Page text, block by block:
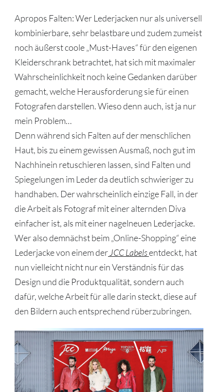
Apropos Falten: Wer Lederjacken nur als universell
kombinierbare, sehr belastbare und zudem zumeist
noch äußerst coole „Must-Haves“ für den eigenen
Kleiderschrank betrachtet, hat sich mit maximaler
Wahrscheinlichkeit noch keine Gedanken darüber
gemacht, welche Herausforderung sie für einen
Fotografen darstellen. Wieso denn auch, ist ja nur
mein Problem…
Denn während sich Falten auf der menschlichen
Haut, bis zu einem gewissen Ausmaß, noch gut im
Nachhinein retuschieren lassen, sind Falten und
Spiegelungen im Leder da deutlich schwieriger zu
handhaben. Der wahrscheinlich einzige Fall, in der
die Arbeit als Fotograf mit einer alternden Diva
einfacher ist, als mit einer nagelneuen Lederjacke.
Wer also demnächst beim „Online-Shopping“ eine
Lederjacke von einem derJCC Labelsentdeckt, hat
nun vielleicht nicht nur ein Verständnis für das
Design und die Produktqualität, sondern auch
dafür, welche Arbeit für alle darin steckt, diese auf
den Bildern auch entsprechend rüberzubringen.